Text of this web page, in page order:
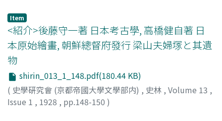
Item
<紹介>後藤守一著 日本考古學, 高橋健自著 日
本原始繪畫, 朝鮮總督府發行 梁山夫婦塚と其遺
物
shirin_013_1_148.pdf(180.44 KB)
( 史學硏究會 (京都帝國大學文學部内) , 史林 , Volume 13 ,
Issue 1 , 1928 , pp.148-150 )